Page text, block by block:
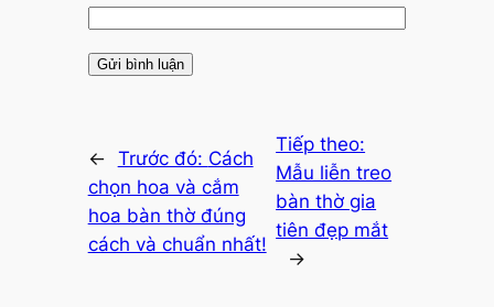
← Trước đó: Cách
chọn hoa và cắm
hoa bàn thờ đúng
cách và chuẩn nhất!
Tiếp theo:
Mẫu liễn treo
bàn thờ gia
tiên đẹp mắt
→